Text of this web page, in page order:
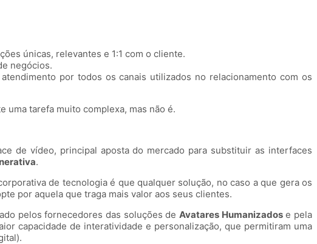
únicas, relevantes e 1:1 com o cliente.
negócios.
por todos os canais utilizados no relacionamento com os
uma tarefa muito complexa, mas não é.
de vídeo, principal aposta do mercado para substituir as interfaces
.
de tecnologia é que qualquer solução, no caso a que gera os
por aquela que traga mais valor aos seus clientes.
pelos fornecedores das soluções de Avatares Humanizadose pela
capacidade de interatividade e personalização, que permitiram uma